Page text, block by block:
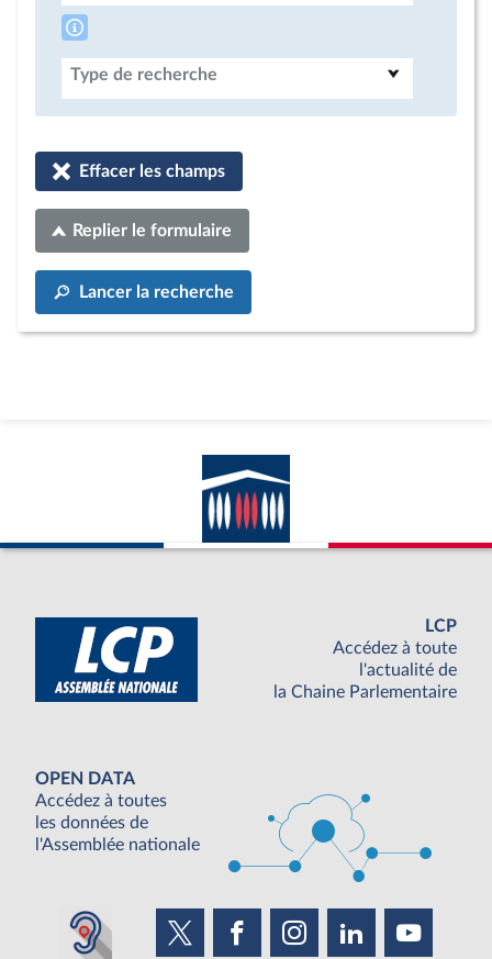
Type de recherche
Effacer les champs
Replier le formulaire
Lancer la recherche
LCP
Accédez à toute
l'actualité de
la Chaine Parlementaire
OPEN DATA
Accédez à toutes
les données de
l'Assemblée nationale